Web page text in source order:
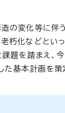
の変化等に伴
朽化などとい
題を踏まえ、
基本計画を策